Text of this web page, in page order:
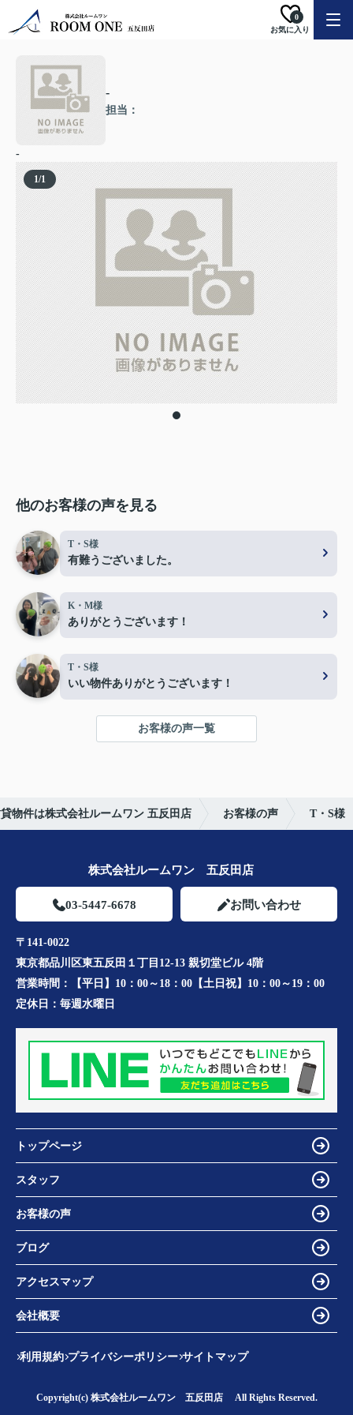
お気に入り
0
-
担当：
-
1/1
他のお客様の声を見る
T・S様
有難うございました。
K・M様
ありがとうございます！
T・S様
いい物件ありがとうございます！
お客様の声一覧
物件は株式会社ルームワン 五反田店 お客様の声 T・S様
株式会社ルームワン 五反田店
03-5447-6678 お問い合わせ
〒141-0022
東京都品川区東五反田１丁目12-13 親切堂ビル 4階
営業時間：
【平日】10：00～18：00【土日祝】10：00～19：00
定休日： 毎週水曜日
トップページ
スタッフ
お客様の声
ブログ
アクセスマップ
会社概要
利用規約 プライバシーポリシー サイトマップ
Copyright(c) 株式会社ルームワン 五反田店 All Rights Reserved.